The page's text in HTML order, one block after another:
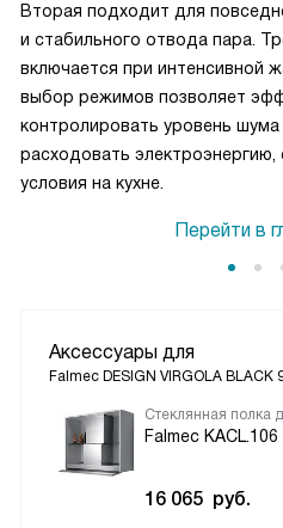
Вторая подходит для
и стабильного отвода пара.
включается при интенсивной
выбор режимов позволяет
контролировать уровень
расходовать
условия на кухне.
Перейти в
Аксессуары для
Falmec DESIGN VIRGOLA BLACK
Стеклянная полка
Falmec KACL.106
16 065 руб.